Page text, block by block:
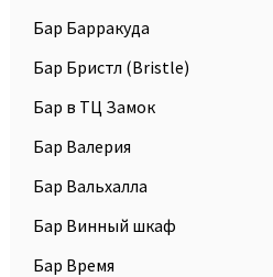
Бар Барракуда
Бар Бристл (Bristle)
Бар в ТЦ Замок
Бар Валерия
Бар Вальхалла
Бар Винный шкаф
Бар Время